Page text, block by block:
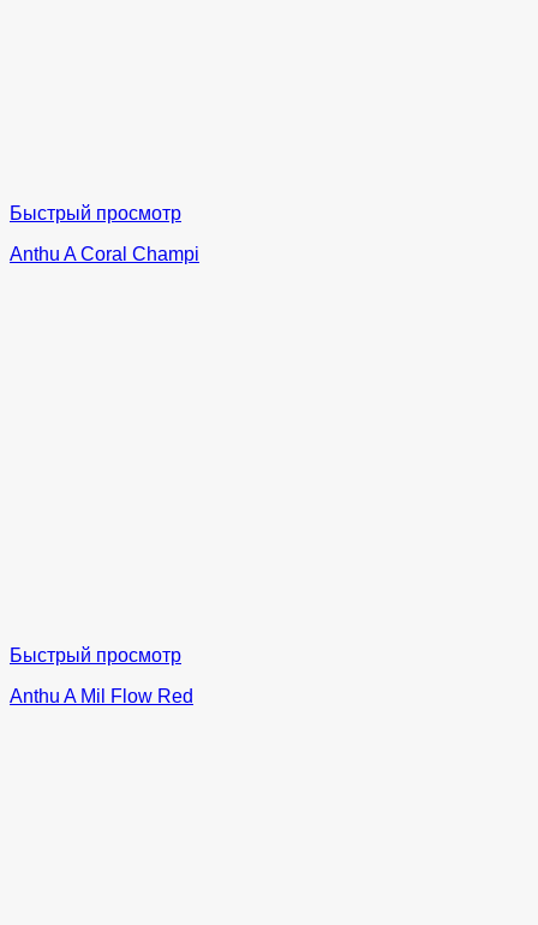
Быстрый просмотр
Anthu A Coral Champi
Быстрый просмотр
Anthu A Mil Flow Red